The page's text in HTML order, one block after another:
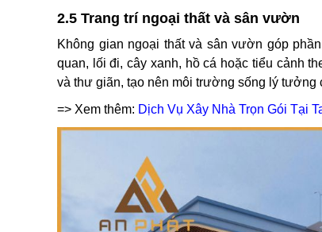
2.5 Trang trí ngoại thất và sân vườn
Không gian ngoại thất và sân vườn góp
quan, lối đi, cây xanh, hồ cá hoặc tiểu cảnh
và thư giãn, tạo nên môi trường sống lý tưởng
=> Xem thêm: Dịch Vụ Xây Nhà Trọn Gói Tại